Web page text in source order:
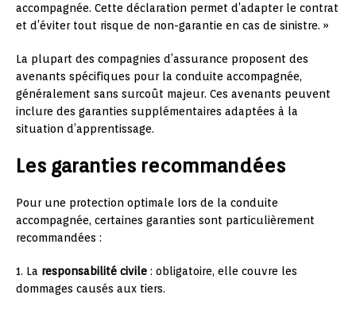
accompagnée. Cette déclaration permet d’adapter le contrat
et d’éviter tout risque de non-garantie en cas de sinistre. »
La plupart des compagnies d’assurance proposent des
avenants spécifiques pour la conduite accompagnée,
généralement sans surcoût majeur. Ces avenants peuvent
inclure des garanties supplémentaires adaptées à la
situation d’apprentissage.
Les garanties recommandées
Pour une protection optimale lors de la conduite
accompagnée, certaines garanties sont particulièrement
recommandées :
1. La responsabilité civile : obligatoire, elle couvre les
dommages causés aux tiers.